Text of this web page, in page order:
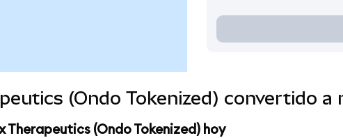
(Ondo Tokenized) convertido a
Therapeutics (Ondo Tokenized) hoy